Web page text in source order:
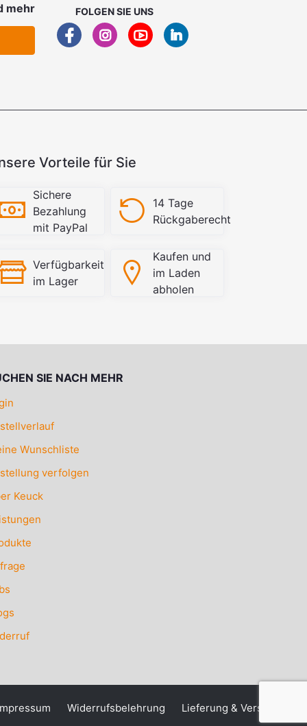
mehr FOLGEN SIE UNS
Vorteile für Sie
Sichere
Bezahlung
mit PayPal
14 Tage
Rückgaberecht
Verfügbarkeit
im Lager
Kaufen und
im Laden
abholen
SIE NACH MEHR
Wunschliste
verfolgen
Keuck
Widerrufsbelehrung Lieferung & Versand